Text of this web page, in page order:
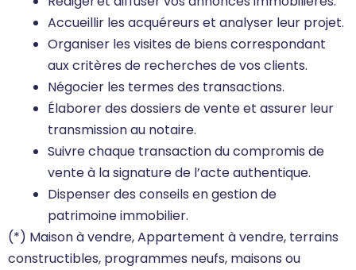
Accueillir les acquéreurs et analyser leur projet.
Organiser les visites de biens correspondant
aux critères de recherches de vos clients.
Négocier les termes des transactions.
Élaborer des dossiers de vente et assurer leur
transmission au notaire.
Suivre chaque transaction du compromis de
vente à la signature de l’acte authentique.
Dispenser des conseils en gestion de
patrimoine immobilier.
(*) Maison à vendre, Appartement à vendre, terrains
constructibles, programmes neufs, maisons ou